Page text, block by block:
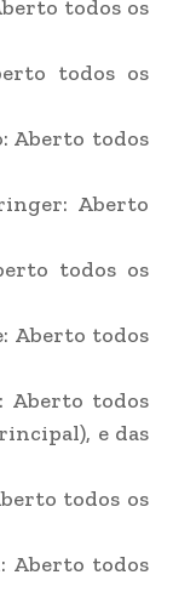
todos os
todos os
Aberto todos
Aberto
todos os
Aberto todos
Aberto todos
e das
todos os
Aberto todos